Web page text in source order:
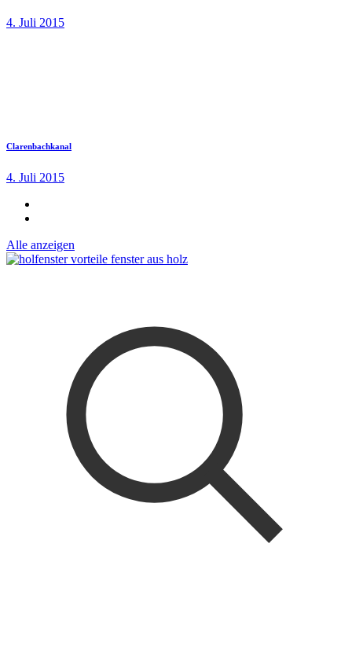
4. Juli 2015
Clarenbachkanal
4. Juli 2015
Alle anzeigen